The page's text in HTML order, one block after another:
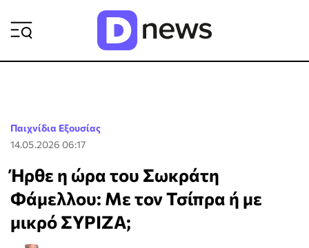
Παιχνίδια Εξουσίας
14.05.2026 06:17
Ήρθε η ώρα του Σωκράτη
Φάμελλου: Με τον Τσίπρα ή με
μικρό ΣΥΡΙΖΑ;